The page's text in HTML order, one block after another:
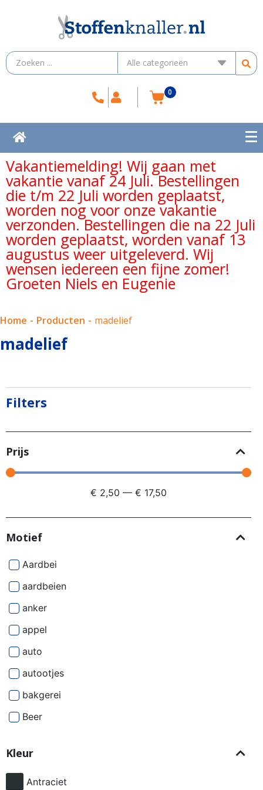
0
Vakantiemelding! Wij gaan met
vakantie vanaf 24 Juli. Bestellingen
die t/m 22 Juli worden geplaatst,
worden nog voor onze vakantie
verzonden. Bestellingen die na 22 Juli
worden geplaatst, worden vanaf 13
augustus weer uitgeleverd. Wij
wensen iedereen een fijne zomer!
Groeten Niels en Eugenie
Home - Producten - madelief
madelief
Filters
Prijs
€ 2,50 — € 17,50
Motief
Aardbei
aardbeien
anker
appel
auto
autootjes
bakgerei
Beer
besjes
bier
Kleur
Antraciet